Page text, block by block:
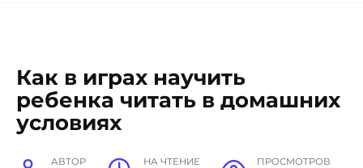
Как в играх научить
ребенка читать в домашних
условиях
АВТОР НА ЧТЕНИЕ ПРОСМОТРОВ